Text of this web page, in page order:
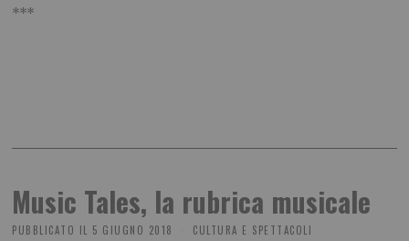
***
Music Tales, la rubrica musicale
PUBBLICATO IL 5 GIUGNO 2018 CULTURA E SPETTACOLI